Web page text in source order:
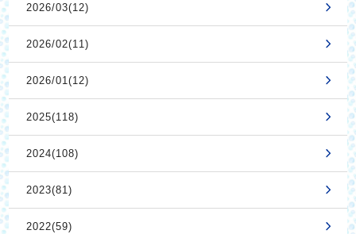
2026/03(12)
2026/02(11)
2026/01(12)
2025(118)
2024(108)
2023(81)
2022(59)